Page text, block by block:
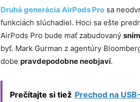
Druhá generácia AirPods Pro sa
funkciách slúchadiel. Hoci sa ešte
AirPods Pro bude mať zabudovaný
byť. Mark Gurman z agentúry
dobe pravdepodobne neobjaví.
Prečítajte si tiež Prechod na